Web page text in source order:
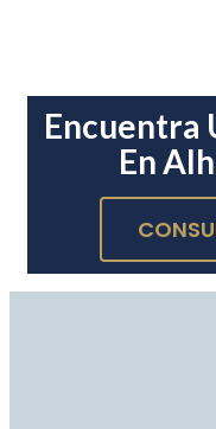
Encuentra
En